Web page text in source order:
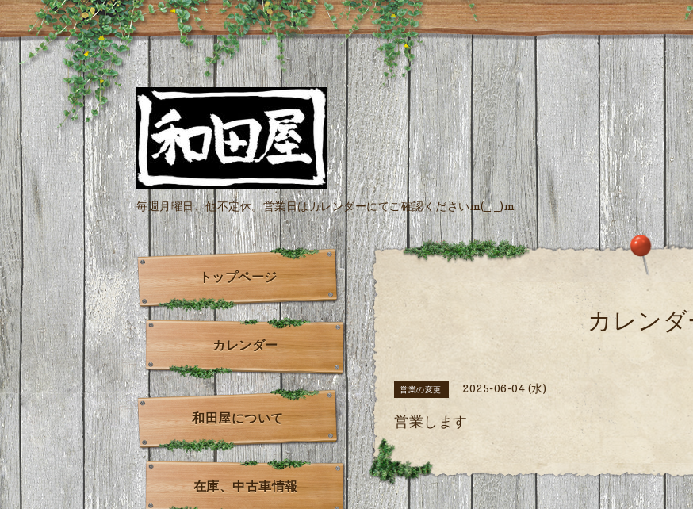
毎週月曜日、他不定休。営業日はカレンダーにてご確認くださいm(_ _)m
カレン
営業の変更 2025-06-04 (水)
営業します
トップページ
カレンダー
和田屋について
在庫、中古車情報